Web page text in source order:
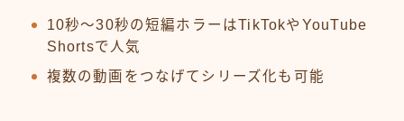
10秒〜30秒の短編ホラーはTikTokやYouTube
Shortsで人気
複数の動画をつなげてシリーズ化も可能